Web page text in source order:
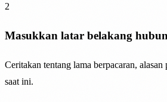
2
Masukkan latar belakang
Ceritakan tentang lama berpacaran,
saat ini.